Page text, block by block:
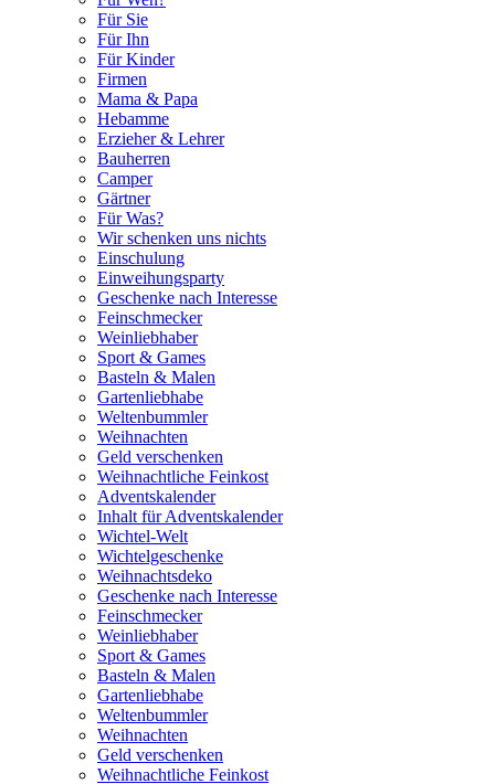
Für Sie
Für Ihn
Für Kinder
Firmen
Mama & Papa
Hebamme
Erzieher & Lehrer
Bauherren
Camper
Gärtner
Für Was?
Wir schenken uns nichts
Einschulung
Einweihungsparty
Geschenke nach Interesse
Feinschmecker
Weinliebhaber
Sport & Games
Basteln & Malen
Gartenliebhabe
Weltenbummler
Weihnachten
Geld verschenken
Weihnachtliche Feinkost
Adventskalender
Inhalt für Adventskalender
Wichtel-Welt
Wichtelgeschenke
Weihnachtsdeko
Geschenke nach Interesse
Feinschmecker
Weinliebhaber
Sport & Games
Basteln & Malen
Gartenliebhabe
Weltenbummler
Weihnachten
Geld verschenken
Weihnachtliche Feinkost